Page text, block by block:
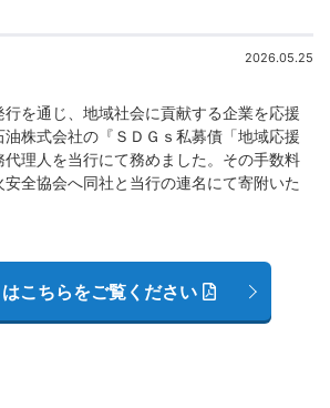
2026.05.25
を通じ、地域社会に貢献する企業を応援
油株式会社の『ＳＤＧｓ私募債「地域応援
理人を当行にて務めました。その手数料
全協会へ同社と当行の連名にて寄附いた
こちらをご覧ください